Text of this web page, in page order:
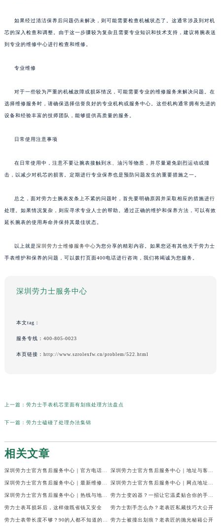
如果经过清洁保养后问题仍未解决，则可能需要检查机械状态了。这通常涉及到对机
芯的深入检查和调整。由于这一步骤较为复杂且需要专业知识和技术支持，建议将腕表送
到专业的维修中心进行检查和维修。
专业维修
对于一些较为严重的机械故障或损坏情况，可能需要专业的维修服务来解决问题。在
选择维修服务时，请确保选择信誉良好的专业机构或服务中心。这些机构通常拥有先进的
设备和经验丰富的技师团队，能够提供高质量的服务。
日常使用注意事项
在日常使用中，注意不要让腕表接触到水、油污等物质，并尽量避免剧烈运动或撞
击，以减少对机芯的损害。定期进行专业保养也是预防问题发生的重要措施之一。
总之，面对劳力士腕表发条上不紧的问题时，首先要明确原因并采取相应的措施进行
处理。如果情况复杂，则应寻求专业人士的帮助。通过正确的维护和保养方法，可以有效
延长腕表的使用寿命并保持其最佳状态。
以上就是深圳劳力士维修服务中心为您分享的精彩内容。如果您还有其他关于劳力士
手表维护和保养的问题，可以拨打页面400电话进行咨询，我们将竭诚为您服务。
深圳劳力士服务中心
本文tag：
服务专线： 400-805-0023
本页链接： http://www.szrolexfw.cn/problem/522.html
上一篇： 劳力士手表机芯里面有划痕处理方法盘点
下一篇： 劳力士磕碰了处理办法集锦
相关文章
劳力士表耳损坏后，这样做既省钱又安全 劳力士割手怎么办？老表匠私藏技巧大公开
劳力士被撞出划痕？老表匠的抛光秘籍公开